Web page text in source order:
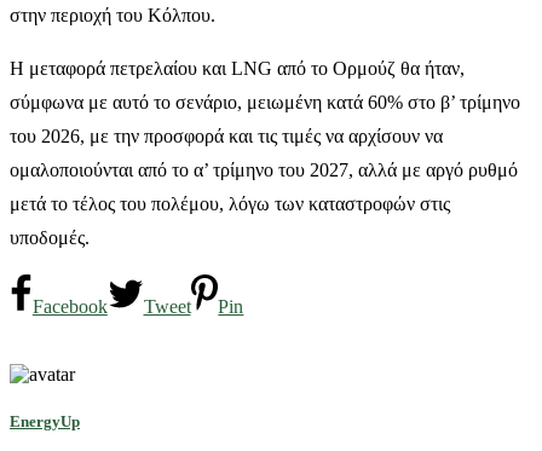
στην περιοχή του Κόλπου.
Η μεταφορά πετρελαίου και LNG από το Ορμούζ θα ήταν,
σύμφωνα με αυτό το σενάριο, μειωμένη κατά 60% στο β’ τρίμηνο
του 2026, με την προσφορά και τις τιμές να αρχίσουν να
ομαλοποιούνται από το α’ τρίμηνο του 2027, αλλά με αργό ρυθμό
μετά το τέλος του πολέμου, λόγω των καταστροφών στις
υποδομές.
Facebook Tweet Pin
EnergyUp